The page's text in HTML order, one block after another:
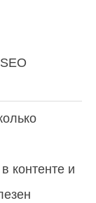
контенте и